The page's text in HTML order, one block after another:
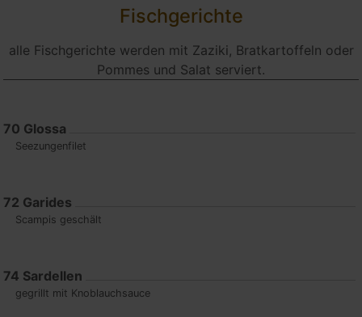
Fischgerichte
alle Fischgerichte werden mit Zaziki, Bratkartoffeln oder
Pommes und Salat serviert.
70 Glossa
Seezungenfilet
72 Garides
Scampis geschält
74 Sardellen
gegrillt mit Knoblauchsauce